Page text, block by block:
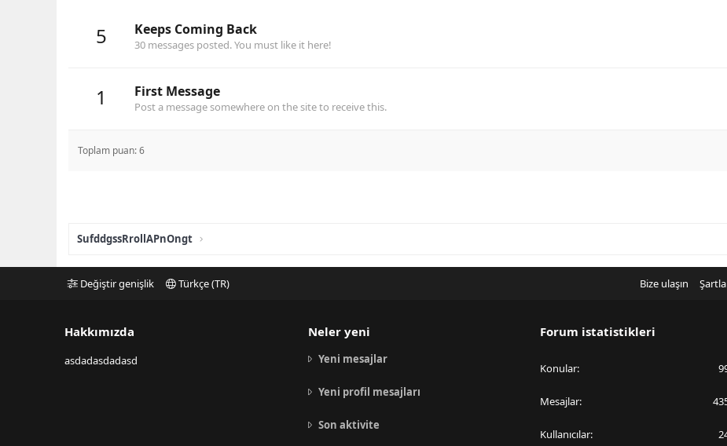
5
Keeps Coming Back
30 messages posted. You must like it here!
1 First Message
Post a message somewhere on the site to receive this.
Toplam puan: 6
SufddgssRrollAPnOngt
Değiştir genişlik Türkçe (TR) Bize ulaşın
Hakkımızda
asdadasdadasd
Neler yeni
Yeni mesajlar
Yeni profil mesajları
Son aktivite
Forum istatistikleri
Konular
Mesajlar
Kullanıcılar